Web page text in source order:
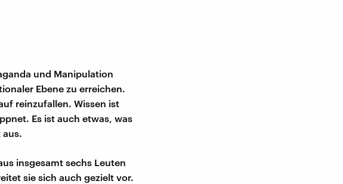
und Manipulation
Ebene zu erreichen.
reinzufallen. Wissen ist
Es ist auch etwas, was
aus.
insgesamt sechs Leuten
sie sich auch gezielt vor.